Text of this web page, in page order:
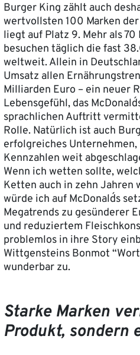
Burger King zählt auch
wertvollsten 100 Marken der
liegt auf Platz 9. Mehr als
besuchen täglich die fast
weltweit. Allein in
Umsatz allen
Milliarden Euro – ein neuer
Lebensgefühl, das
sprachlichen Auftritt
Rolle. Natürlich ist auch
erfolgreiches
Kennzahlen weit
Wenn ich wetten sollte,
Ketten auch in zehn Jahren
würde ich auf McDonald´s
Megatrends zu gesünderer
und reduziertem
problemlos in ihre Story
Wittgensteins Bonmot
wunderbar zu.
Starke Marken
Produkt, sondern